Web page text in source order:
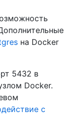
на Docker
5432 в
Docker.
с